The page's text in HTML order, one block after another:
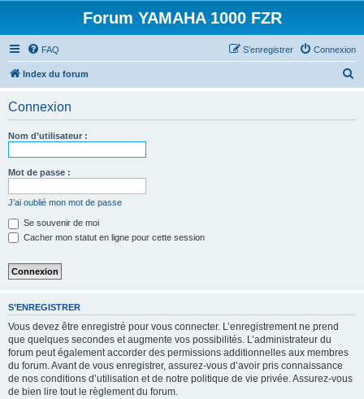
Forum YAMAHA 1000 FZR
FAQ Connexion
S’enregistrer
Index du forum
Connexion
Nom d’utilisateur :
Mot de passe :
J’ai oublié mon mot de passe
Se souvenir de moi
Cacher mon statut en ligne pour cette session
S’ENREGISTRER
Vous devez être enregistré pour vous connecter. L’enregistrement ne prend
que quelques secondes et augmente vos possibilités. L’administrateur du
forum peut également accorder des permissions additionnelles aux membres
du forum. Avant de vous enregistrer, assurez-vous d’avoir pris connaissance
de nos conditions d’utilisation et de notre politique de vie privée. Assurez-vous
de bien lire tout le règlement du forum.